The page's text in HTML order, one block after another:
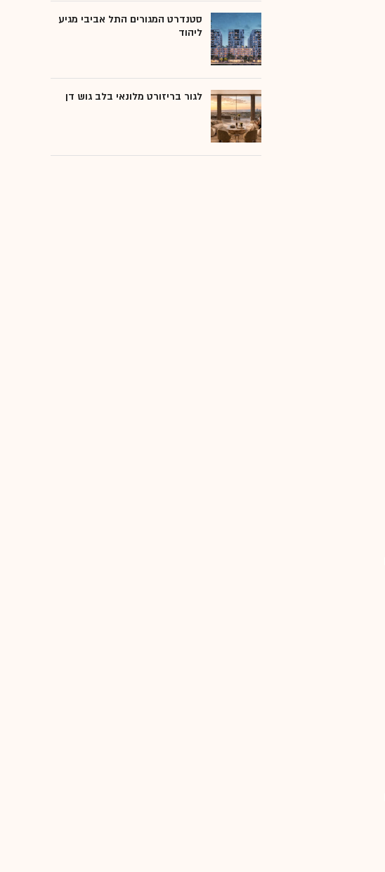
סטנדרט המגורים התל אביבי מגיע
ליהוד
לגור בריזורט מלונאי בלב גוש דן